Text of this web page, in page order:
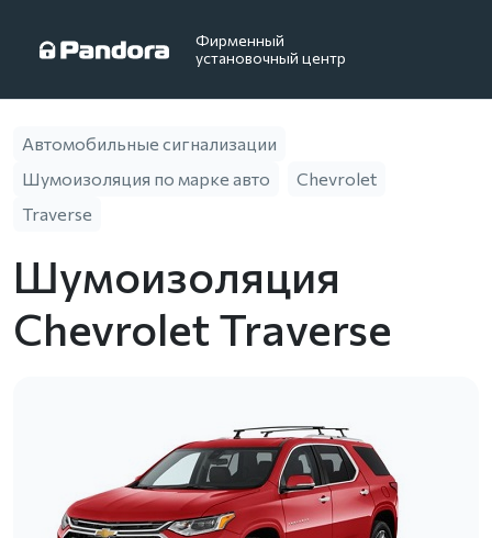
Фирменный
установочный центр
Автомобильные сигнализации
Шумоизоляция по марке авто
Chevrolet
Traverse
Шумоизоляция
Chevrolet Traverse